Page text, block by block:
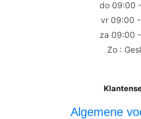
do 09:00
vr 09:00
za 09:00
Zo :
Algemene